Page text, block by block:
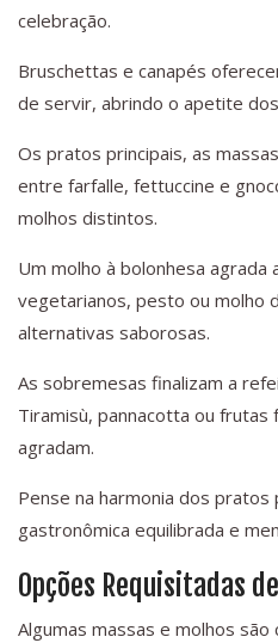
celebração.
Bruschettas e canapés
de servir, abrindo o apetite
Os pratos principais, as
entre farfalle, fettuccine e
molhos distintos.
Um molho à bolonhesa agrada
vegetarianos, pesto ou molho
alternativas saborosas.
As sobremesas finalizam a
Tiramisù, pannacotta ou frutas
agradam.
Pense na harmonia dos pratos
gastronômica equilibrada e
Opções Requisitadas
Algumas massas e molhos